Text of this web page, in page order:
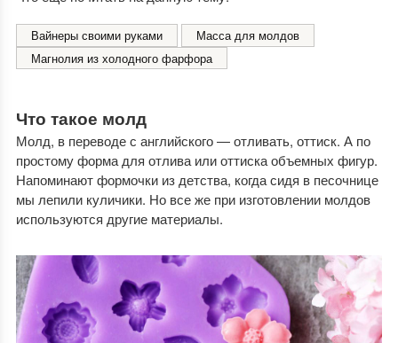
Вайнеры своими руками
Масса для молдов
Магнолия из холодного фарфора
Что такое молд
Молд, в переводе с английского — отливать, оттиск. А по
простому форма для отлива или оттиска объемных фигур.
Напоминают формочки из детства, когда сидя в песочнице
мы лепили куличики. Но все же при изготовлении молдов
используются другие материалы.